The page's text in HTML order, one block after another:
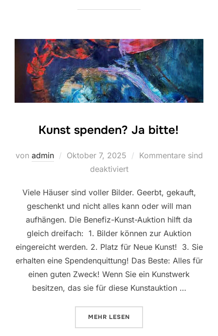
Kunst spenden? Ja bitte!
von admin
Veröffentlicht
Oktober 7, 2025
Kommentare sind
deaktiviert
Viele Häuser sind voller Bilder. Geerbt, gekauft,
geschenkt und nicht alles kann oder will man
aufhängen. Die Benefiz-Kunst-Auktion hilft da
gleich dreifach: 1. Bilder können zur Auktion
eingereicht werden. 2. Platz für Neue Kunst! 3. Sie
erhalten eine Spendenquittung! Das Beste: Alles für
einen guten Zweck! Wenn Sie ein Kunstwerk
besitzen, das sie für diese Kunstauktion …
MEHR ÜBER „KUNST SPENDEN? JA
LESEN